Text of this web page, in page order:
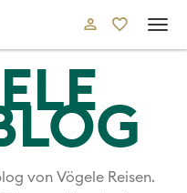
von Vögele Reisen.